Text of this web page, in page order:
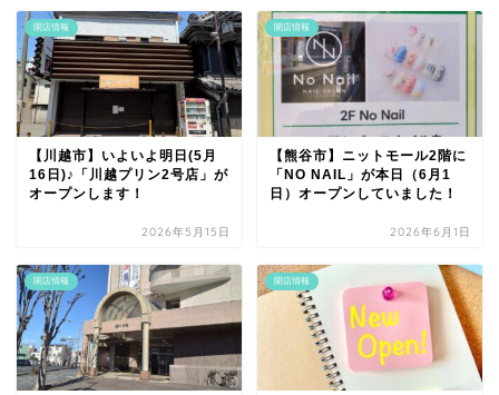
開店情報
【川越市】いよいよ明日(5月
16日)♪「川越プリン2号店」が
オープンします！
2026年5月15日
開店情報
【熊谷市】ニットモール2階に
「NO NAIL」が本日（6月1
日）オープンしていました！
2026年6月1日
開店情報 開店情報